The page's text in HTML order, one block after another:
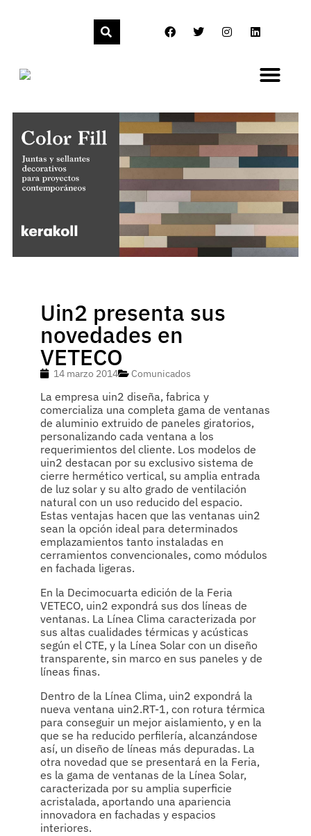
Uin2 presenta sus
novedades en
VETECO
14 marzo 2014 Comunicados
La empresa uin2 diseña, fabrica y
comercializa una completa gama de ventanas
de aluminio extruido de paneles giratorios,
personalizando cada ventana a los
requerimientos del cliente. Los modelos de
uin2 destacan por su exclusivo sistema de
cierre hermético vertical, su amplia entrada
de luz solar y su alto grado de ventilación
natural con un uso reducido del espacio.
Estas ventajas hacen que las ventanas uin2
sean la opción ideal para determinados
emplazamientos tanto instaladas en
cerramientos convencionales, como módulos
en fachada ligeras.
En la Decimocuarta edición de la Feria
VETECO, uin2 expondrá sus dos líneas de
ventanas. La Línea Clima caracterizada por
sus altas cualidades térmicas y acústicas
según el CTE, y la Línea Solar con un diseño
transparente, sin marco en sus paneles y de
líneas finas.
Dentro de la Línea Clima, uin2 expondrá la
nueva ventana uin2.RT-1, con rotura térmica
para conseguir un mejor aislamiento, y en la
que se ha reducido perfilería, alcanzándose
así, un diseño de líneas más depuradas. La
otra novedad que se presentará en la Feria,
es la gama de ventanas de la Línea Solar,
caracterizada por su amplia superficie
acristalada, aportando una apariencia
innovadora en fachadas y espacios
interiores.